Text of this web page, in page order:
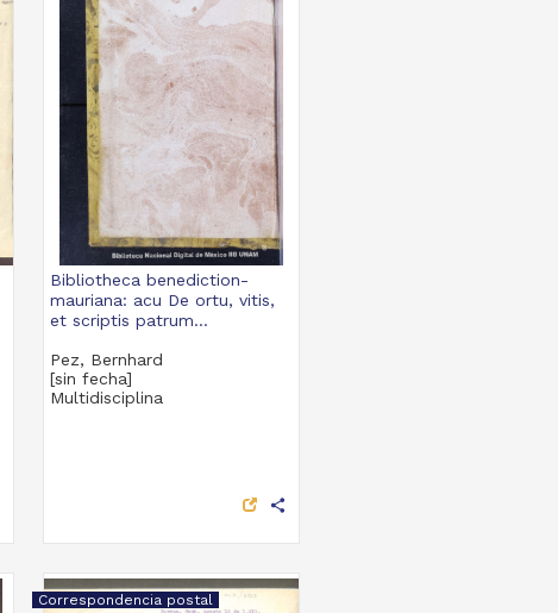
Bibliotheca benediction-
mauriana: acu De ortu, vitis,
et scriptis patrum...
Pez, Bernhard
[sin fecha]
Multidisciplina
share
Correspondencia postal